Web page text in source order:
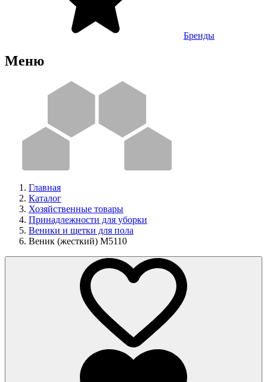
Бренды
Меню
Главная
Каталог
Хозяйственные товары
Принадлежности для уборки
Веники и щетки для пола
Веник (жесткий) М5110